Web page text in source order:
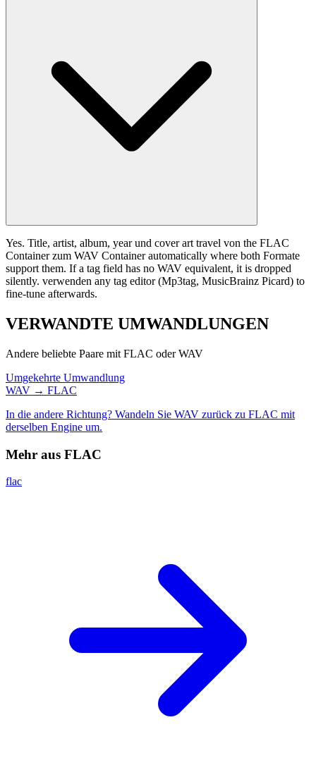
Yes. Title, artist, album, year und cover art travel von the FLAC
Container zum WAV Container automatically where both Formate
support them. If a tag field has no WAV equivalent, it is dropped
silently. verwenden any tag editor (Mp3tag, MusicBrainz Picard) to
fine-tune afterwards.
VERWANDTE UMWANDLUNGEN
Andere beliebte Paare mit FLAC oder WAV
Umgekehrte Umwandlung
WAV → FLAC
In die andere Richtung? Wandeln Sie WAV zurück zu FLAC mit
derselben Engine um.
Mehr aus FLAC
flac